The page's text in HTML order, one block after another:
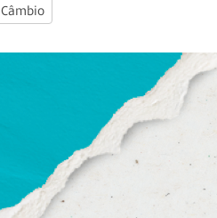
Câmbio